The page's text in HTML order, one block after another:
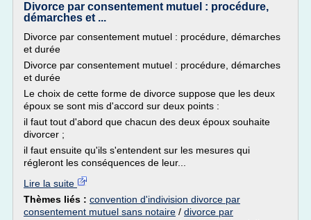
Divorce par consentement mutuel : procédure,
démarches et ...
Divorce par consentement mutuel : procédure, démarches
et durée
Divorce par consentement mutuel : procédure, démarches
et durée
Le choix de cette forme de divorce suppose que les deux
époux se sont mis d'accord sur deux points :
il faut tout d'abord que chacun des deux époux souhaite
divorcer ;
il faut ensuite qu'ils s'entendent sur les mesures qui
régleront les conséquences de leur...
Lire la suite
Thèmes liés : convention d'indivision divorce par
consentement mutuel sans notaire / divorce par